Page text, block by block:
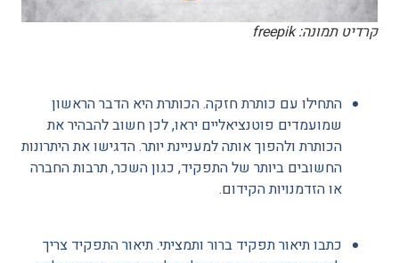
קרדיט תמונה: freepik
התחילו עם כותרת חזקה. הכותרת היא הדבר הראשון
שמועמדים פוטנציאליים יראו, לכן חשוב להבהיר את
הכותרת ולהפוך אותה למעניינת יותר. הדגישו את היתרונות
החשובים ביותר של התפקיד, כגון השכר, תרבות החברה
או הזדמנויות הקידום.
כתבו תיאור תפקיד ברור ותמציתי. תיאור התפקיד צריך